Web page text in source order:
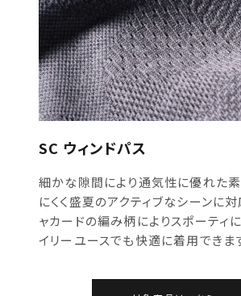
SC ウィンドパス
細かな隙間により通気性に優れた素
にくく盛夏のアクティブなシーンに
ャカードの編み柄によりスポーティ
イリーユースでも快適に着用できま